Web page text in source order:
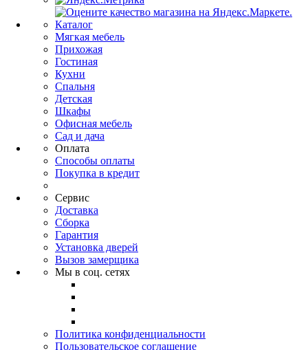
Каталог
Мягкая мебель
Прихожая
Гостиная
Кухни
Спальня
Детская
Шкафы
Офисная мебель
Сад и дача
Оплата
Способы оплаты
Покупка в кредит
Сервис
Доставка
Сборка
Гарантия
Установка дверей
Вызов замерщика
Мы в соц. сетях
Политика конфиденциальности
Пользовательское соглашение